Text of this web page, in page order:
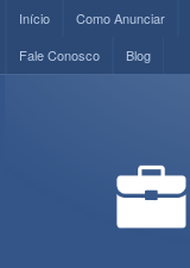
Início Como Anunciar
Fale Conosco
Blog